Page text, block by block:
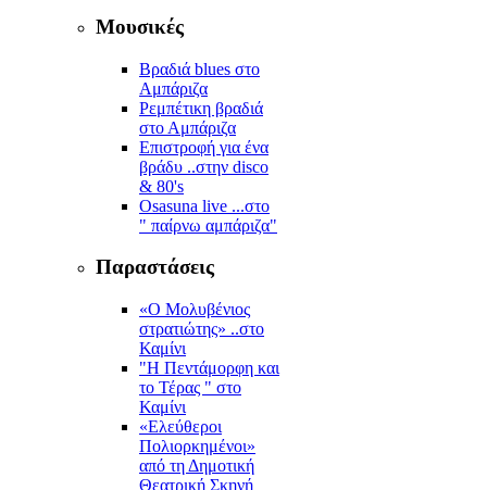
Μουσικές
Βραδιά blues στο
Αμπάριζα
Ρεμπέτικη βραδιά
στο Αμπάριζα
Επιστροφή για ένα
βράδυ ..στην disco
& 80's
Osasuna live ...στο
" παίρνω αμπάριζα"
Παραστάσεις
«Ο Μολυβένιος
στρατιώτης» ..στο
Καμίνι
"Η Πεντάμορφη και
το Τέρας " στο
Καμίνι
«Ελεύθεροι
Πολιορκημένοι»
από τη Δημοτική
Θεατρική Σκηνή